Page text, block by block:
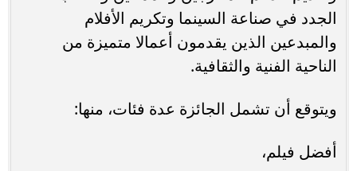
الجدد في صناعة السينما وتكريم الأفلام
والمبدعين الذين يقدمون أعمالا متميزة من
الناحية الفنية والثقافية.
ويتوقع أن تشمل الجائزة عدة فئات، منها:
أفضل فيلم،